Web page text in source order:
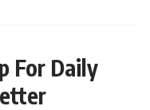
For Daily